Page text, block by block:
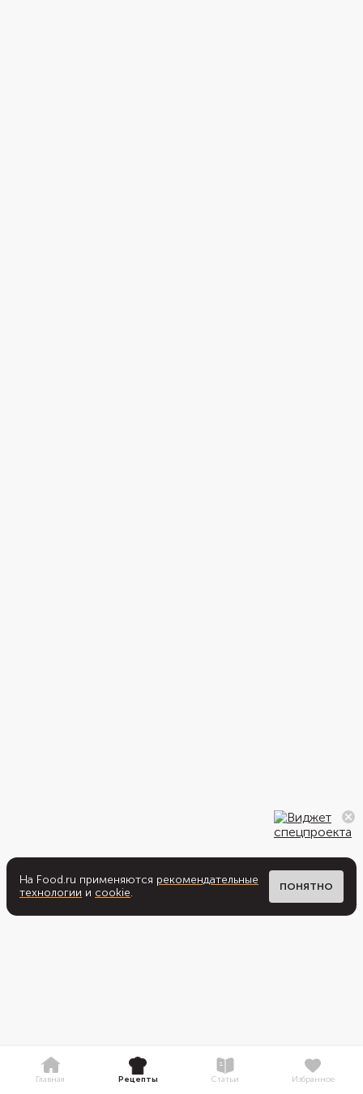
На Food.ru применяются рекомендательные
технологии и cookie. ПОНЯТНО
Главная Рецепты Статьи Избранное